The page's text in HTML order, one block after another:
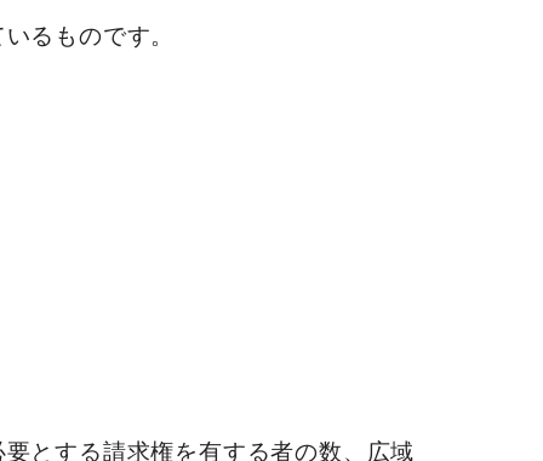
るものです。
とする請求権を有する者の数、広域